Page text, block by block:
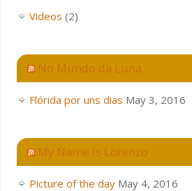
Videos (2)
No Mundo da Luna
Flórida por uns dias May 3, 2016
My Name is Lorenzo
Picture of the day May 4, 2016